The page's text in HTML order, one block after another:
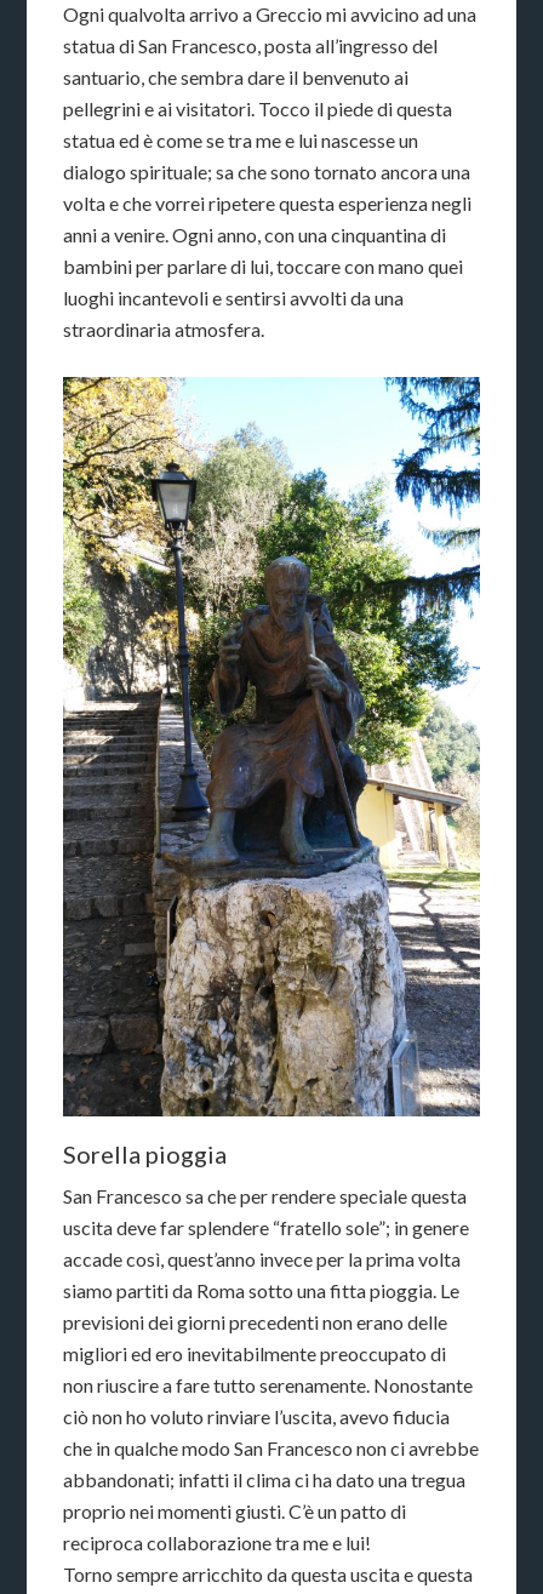
Ogni qualvolta arrivo a Greccio mi avvicino ad una
statua di San Francesco, posta all’ingresso del
santuario, che sembra dare il benvenuto ai
pellegrini e ai visitatori. Tocco il piede di questa
statua ed è come se tra me e lui nascesse un
dialogo spirituale; sa che sono tornato ancora una
volta e che vorrei ripetere questa esperienza negli
anni a venire. Ogni anno, con una cinquantina di
bambini per parlare di lui, toccare con mano quei
luoghi incantevoli e sentirsi avvolti da una
straordinaria atmosfera.
Sorella pioggia
San Francesco sa che per rendere speciale questa
uscita deve far splendere “fratello sole”; in genere
accade così, quest’anno invece per la prima volta
siamo partiti da Roma sotto una fitta pioggia. Le
previsioni dei giorni precedenti non erano delle
migliori ed ero inevitabilmente preoccupato di
non riuscire a fare tutto serenamente. Nonostante
ciò non ho voluto rinviare l’uscita, avevo fiducia
che in qualche modo San Francesco non ci avrebbe
abbandonati; infatti il clima ci ha dato una tregua
proprio nei momenti giusti. C’è un patto di
reciproca collaborazione tra me e lui!
Torno sempre arricchito da questa uscita e questa